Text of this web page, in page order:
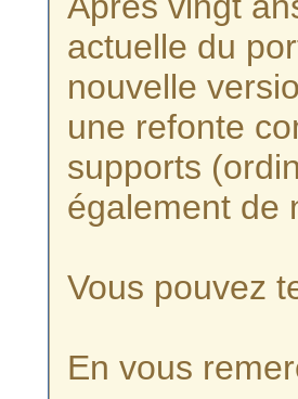
actuelle du
nouvelle
une refonte
supports
également de
Vous pouvez
En vous